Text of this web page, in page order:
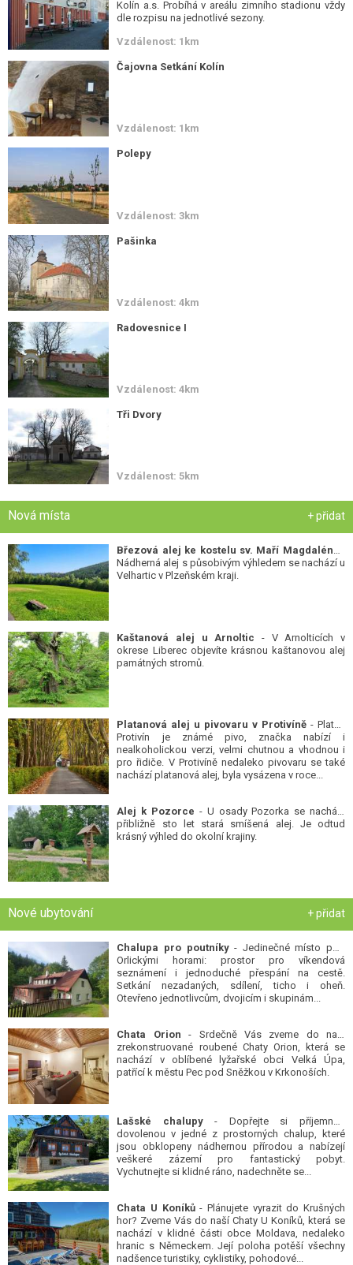
Kolín a.s. Probíhá v areálu zimního stadionu vždy
dle rozpisu na jednotlivé sezony.
Vzdálenost: 1km
Čajovna Setkání Kolín
Vzdálenost: 1km
Polepy
Vzdálenost: 3km
Pašinka
Vzdálenost: 4km
Radovesnice I
Vzdálenost: 4km
Tři Dvory
Vzdálenost: 5km
Nová místa + přidat
Březová alej ke kostelu sv. Maří Magdalény-
Nádherná alej s působivým výhledem se nachází u
Velhartic v Plzeňském kraji.
Kaštanová alej u Arnoltic - V Arnolticích v
okrese Liberec objevíte krásnou kaštanovou alej
památných stromů.
Platanová alej u pivovaru v Protivíně - Platan
Protivín je známé pivo, značka nabízí i
nealkoholickou verzi, velmi chutnou a vhodnou i
pro řidiče. V Protivíně nedaleko pivovaru se také
nachází platanová alej, byla vysázena v roce...
Alej k Pozorce - U osady Pozorka se nachází
přibližně sto let stará smíšená alej. Je odtud
krásný výhled do okolní krajiny.
Nové ubytování + přidat
Chalupa pro poutníky- Jedinečné místo pod
Orlickými horami: prostor pro víkendová
seznámení i jednoduché přespání na cestě.
Setkání nezadaných, sdílení, ticho i oheň.
Otevřeno jednotlivcům, dvojicím i skupinám...
Chata Orion - Srdečně Vás zveme do naší
zrekonstruované roubené Chaty Orion, která se
nachází v oblíbené lyžařské obci Velká Úpa,
patřící k městu Pec pod Sněžkou v Krkonoších.
Lašské chalupy- Dopřejte si příjemnou
dovolenou v jedné z prostorných chalup, které
jsou obklopeny nádhernou přírodou a nabízejí
veškeré zázemí pro fantastický pobyt.
Vychutnejte si klidné ráno, nadechněte se...
Chata U Koníků- Plánujete vyrazit do Krušných
hor? Zveme Vás do naší Chaty U Koníků, která se
nachází v klidné části obce Moldava, nedaleko
hranic s Německem. Její poloha potěší všechny
nadšence turistiky, cyklistiky, pohodové...